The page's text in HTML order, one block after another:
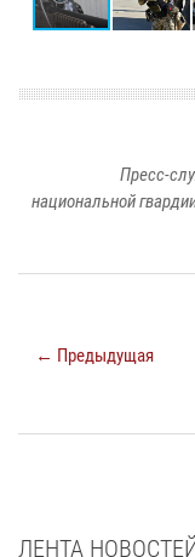
Пресс-
национальной
← Предыдущая
ЛЕНТА